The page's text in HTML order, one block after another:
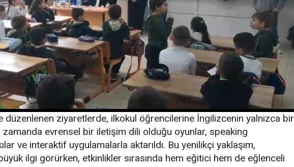
düzenlenen ziyaretlerde, ilkokul öğrencilerine İngilizcenin yalnızca bir
zamanda evrensel bir iletişim dili olduğu oyunlar, speaking
ve interaktif uygulamalarla aktarıldı. Bu yenilikçi yaklaşım,
ilgi görürken, etkinlikler sırasında hem eğitici hem de eğlenceli